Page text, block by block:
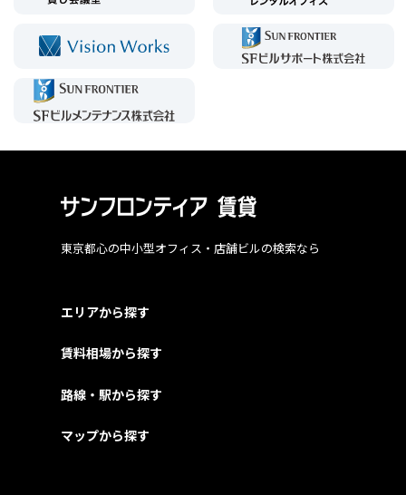
東京都心の中小型オフィス・店舗ビルの検索なら
エリアから探す
賃料相場から探す
路線・駅から探す
マップから探す